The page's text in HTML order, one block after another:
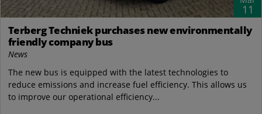
11
Terberg Techniek purchases new environmentally
friendly company bus
News
The new bus is equipped with the latest technologies to
reduce emissions and increase fuel efficiency. This allows us
to improve our operational efficiency...